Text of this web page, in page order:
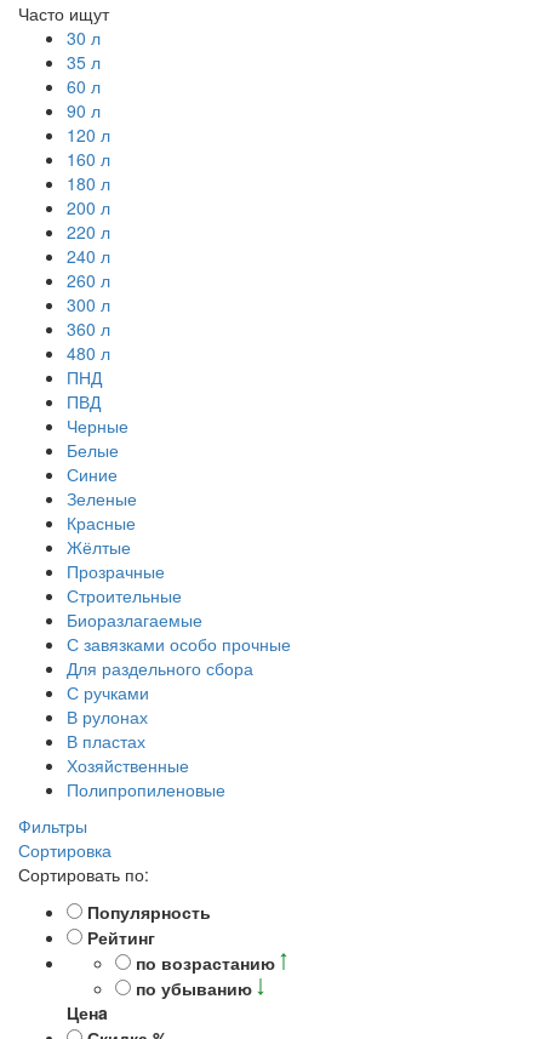
Часто ищут
30 л
35 л
60 л
90 л
120 л
160 л
180 л
200 л
220 л
240 л
260 л
300 л
360 л
480 л
ПНД
ПВД
Черные
Белые
Синие
Зеленые
Красные
Жёлтые
Прозрачные
Строительные
Биоразлагаемые
С завязками особо прочные
Для раздельного сбора
С ручками
В рулонах
В пластах
Хозяйственные
Полипропиленовые
Фильтры
Сортировка
Сортировать по:
Популярность
Рейтинг
по возрастанию
по убыванию
Ценa